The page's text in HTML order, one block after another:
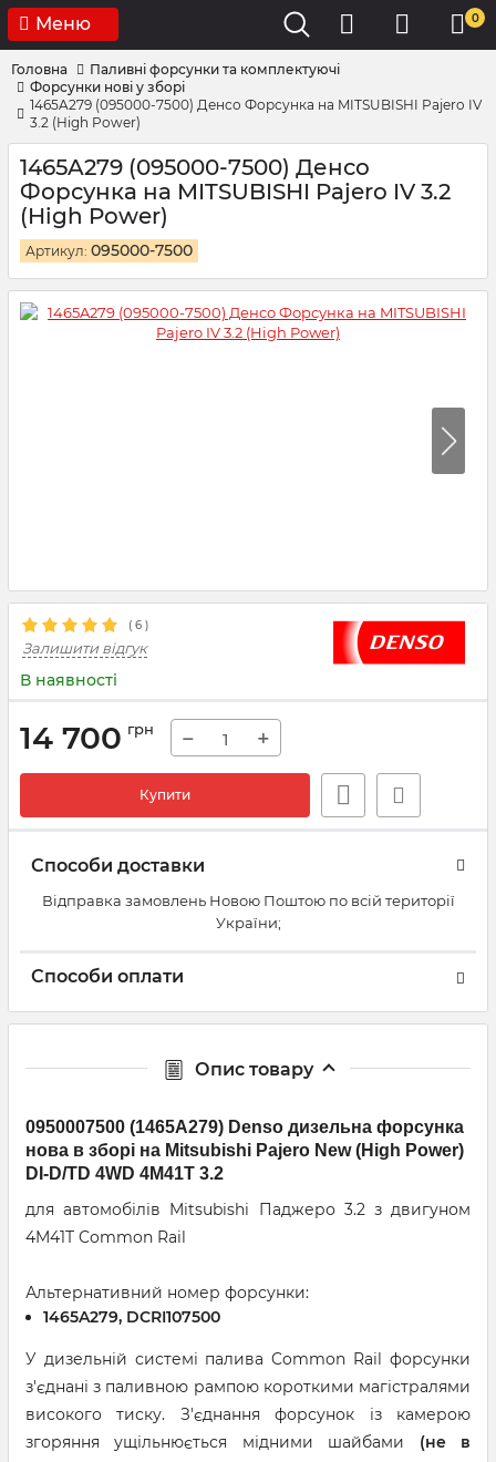
Меню 0
Головна
Паливні форсунки та комплектуючі
Форсунки нові у зборі
1465A279 (095000-7500) Денсо Форсунка на MITSUBISHI Pajero IV
3.2 (High Power)
1465A279 (095000-7500) Денсо
Форсунка на MITSUBISHI Pajero IV 3.2
(High Power)
Артикул: 095000-7500
( 6 )
Залишити відгук
В наявності
14 700 грн − +
Купити
Способи доставки
Відправка замовлень Новою Поштою по всій території
України;
Способи оплати
Опис товару
0950007500 (1465A279) Denso дизельна форсунка
нова в зборі на Mitsubishi Pajero New (High Power)
DI-D/TD 4WD 4M41T 3.2
для автомобілів Mitsubishi Паджеро 3.2 з двигуном
4M41T Common Rail
Альтернативний номер форсунки:
1465A279, DCRI107500
У дизельній системі палива Common Rail форсунки
з'єднані з паливною рампою короткими магістралями
високого тиску. З'єднання форсунок із камерою
згоряння ущільнюється мідними шайбами (не в